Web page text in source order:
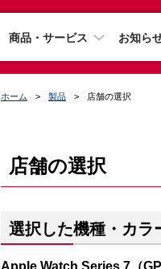
商品・サービス お知ら
ホーム 製品 店舗の選択
店舗の選択
選択した機種・カラ
Apple Watch Series 7（